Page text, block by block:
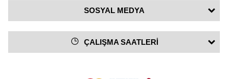
SOSYAL MEDYA
ÇALIŞMA SAATLERİ